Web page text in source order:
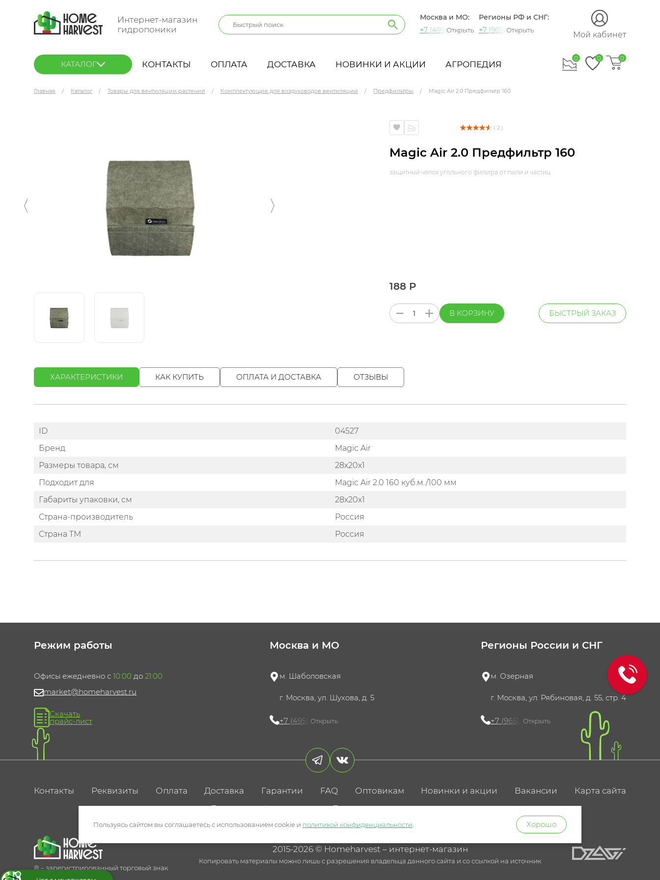
Интернет-магазин
гидропоники
Москва и МО:
+7 (495) 721-60-15
Открыть
Регионы РФ и СНГ:
+7 (965) 420-10-10
Открыть Мой кабинет
КАТАЛОГ КОНТАКТЫ ОПЛАТА ДОСТАВКА НОВИНКИ И АКЦИИ АГРОПЕДИЯ
0 0 0
Главная Каталог Товары для вентиляции растений Комплектующие для воздуховодов вентиляции Предфильтры Magic Air 2.0 Предфильтр 160
( 2 )
Magic Air 2.0 Предфильтр 160
защитный челох угольного фильтра от пыли и частиц
188 Р
В КОРЗИНУ БЫСТРЫЙ ЗАКАЗ
ХАРАКТЕРИСТИКИ КАК КУПИТЬ ОПЛАТА И ДОСТАВКА ОТЗЫВЫ
ID
04527
Бренд
Magic Air
Размеры товара, см
28х20х1
Подходит для
Magic Air 2.0 160 куб.м./100 мм
Габариты упаковки, см
28х20х1
Страна-производитель
Россия
Страна ТМ
Россия
Режим работы
Офисы ежедневно с 10:00 до 21:00
market@homeharvest.ru
Скачать
прайс-лист
Москва и МО
м. Шаболовская
г. Москва, ул. Шухова, д. 5
+7 (495) 721-60-15
Открыть
Регионы России и СНГ
м. Озерная
г. Москва, ул. Рябиновая, д. 55, стр. 4
+7 (965) 420-10-10
Открыть
Контакты Реквизиты Оплата Доставка Гарантии FAQ Оптовикам Новинки и акции Вакансии Карта сайта
Политика конфиденциальностиПользовательское соглашение
® – зарегистрированный торговый знак
2015-2026 © Homeharvest – интернет-магазин
Копировать материалы можно лишь с разрешения владельца данного сайта и со ссылкой на источник
Пользуясь сайтом вы соглашаетесь с использованием cookie и политикой конфиденциальности Хорошо